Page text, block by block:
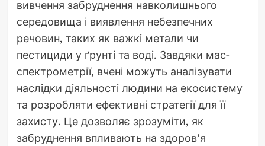
вивчення забруднення навколишнього
середовища і виявлення небезпечних
речовин, таких як важкі метали чи
пестициди у ґрунті та воді. Завдяки мас-
спектрометрії, вчені можуть аналізувати
наслідки діяльності людини на екосистему
та розробляти ефективні стратегії для її
захисту. Це дозволяє зрозуміти, як
забруднення впливають на здоров’я